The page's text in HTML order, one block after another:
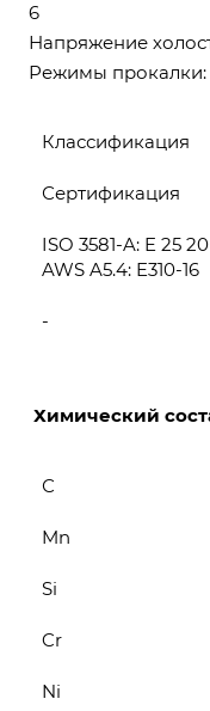
6
Напряжение
Режимы прокалки:
Классификация
Сертификация
ISO 3581-A: E 25 20
AWS A5.4: E310-16
-
Химический
С
Mn
Si
Cr
Ni